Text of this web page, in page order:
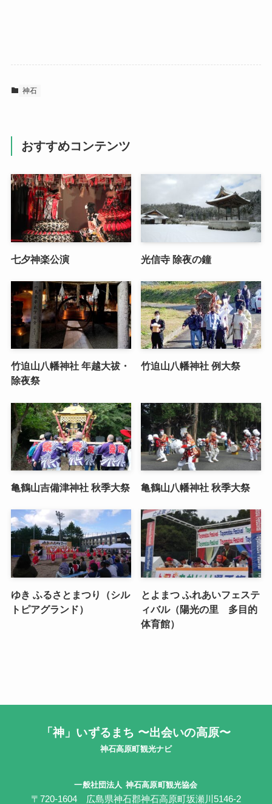
神石
おすすめコンテンツ
七夕神楽公演 光信寺 除夜の鐘
竹迫山八幡神社 年越大祓・
除夜祭
竹迫山八幡神社 例大祭
亀鶴山吉備津神社 秋季大祭 亀鶴山八幡神社 秋季大祭
ゆき ふるさとまつり（シル
トピアグランド）
とよまつ ふれあいフェステ
ィバル（陽光の里 多目的
体育館）
「神」いずるまち 〜出会いの高原〜
神石高原町観光ナビ
一般社団法人 神石高原町観光協会
〒720-1604 広島県神石郡神石高原町坂瀬川5146-2